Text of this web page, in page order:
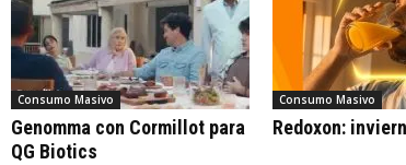
Consumo Masivo
Genomma con Cormillot para
QG Biotics
Consumo Masivo
Redoxon: